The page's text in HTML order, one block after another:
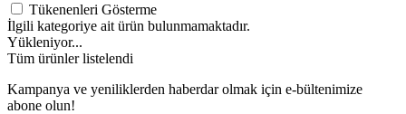
Tükenenleri Gösterme
İlgili kategoriye ait ürün bulunmamaktadır.
Yükleniyor...
Tüm ürünler listelendi
Kampanya ve yeniliklerden haberdar olmak için e-bültenimize
abone olun!